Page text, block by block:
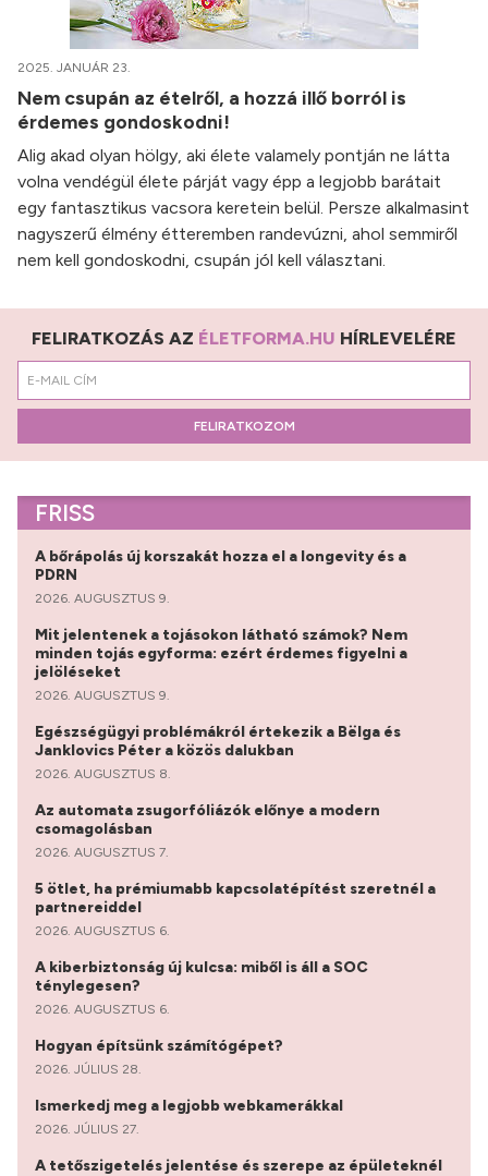
2025. JANUÁR 23.
Nem csupán az ételről, a hozzá illő borról is
érdemes gondoskodni!
Alig akad olyan hölgy, aki élete valamely pontján ne látta
volna vendégül élete párját vagy épp a legjobb barátait
egy fantasztikus vacsora keretein belül. Persze alkalmasint
nagyszerű élmény étteremben randevúzni, ahol semmiről
nem kell gondoskodni, csupán jól kell választani.
FELIRATKOZÁS AZ ÉLETFORMA.HU HÍRLEVELÉRE
FELIRATKOZOM
FRISS
A bőrápolás új korszakát hozza el a longevity és a
PDRN
2026. AUGUSZTUS 9.
Mit jelentenek a tojásokon látható számok? Nem
minden tojás egyforma: ezért érdemes figyelni a
jelöléseket
2026. AUGUSZTUS 9.
Egészségügyi problémákról értekezik a Bëlga és
Janklovics Péter a közös dalukban
2026. AUGUSZTUS 8.
Az automata zsugorfóliázók előnye a modern
csomagolásban
2026. AUGUSZTUS 7.
5 ötlet, ha prémiumabb kapcsolatépítést szeretnél a
partnereiddel
2026. AUGUSZTUS 6.
A kiberbiztonság új kulcsa: miből is áll a SOC
ténylegesen?
2026. AUGUSZTUS 6.
Hogyan építsünk számítógépet?
2026. JÚLIUS 28.
Ismerkedj meg a legjobb webkamerákkal
2026. JÚLIUS 27.
A tetőszigetelés jelentése és szerepe az épületeknél